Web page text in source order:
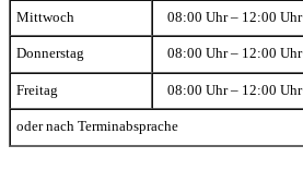
Mittwoch 08:00 Uhr – 12:00 Uhr
Donnerstag 08:00 Uhr – 12:00 Uhr
Freitag 08:00 Uhr – 12:00 Uhr
oder nach Terminabsprache